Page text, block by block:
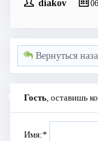
diakov
Вернуться
Гость , оставишь
Имя:*